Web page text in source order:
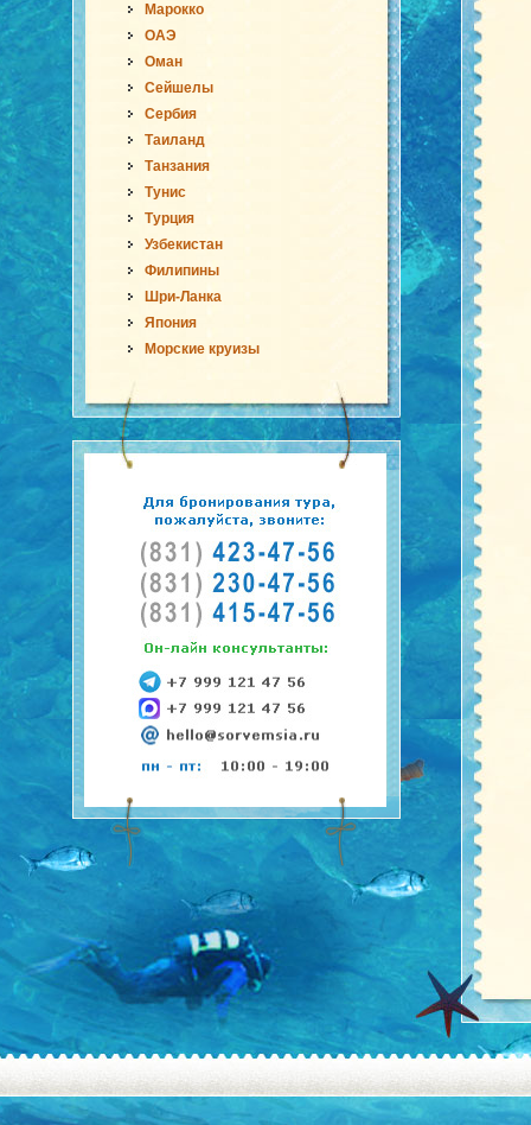
Марокко
ОАЭ
Оман
Сейшелы
Сербия
Таиланд
Танзания
Тунис
Турция
Узбекистан
Филипины
Шри-Ланка
Япония
Морские круизы